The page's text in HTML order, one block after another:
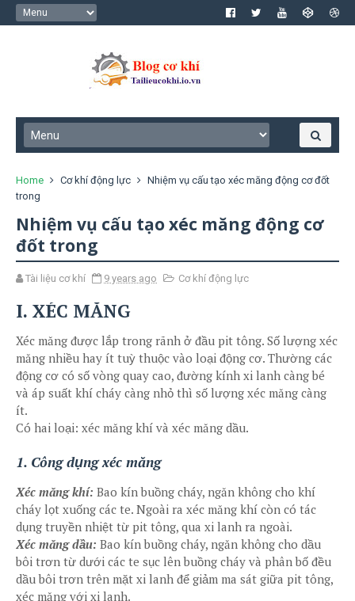
Home Cơ khí động lực
Nhiệm vụ cấu tạo xéc măng động cơ đốt
trong
Nhiệm vụ cấu tạo xéc măng động cơ
đốt trong
Tài liệu cơ khí 9 years ago Cơ khí động lực
I. XÉC MĂNG
Xéc măng được lắp trong rãnh ở đầu pit tông. Số lượng xéc
măng nhiều hay ít tuỳ thuộc vào loại động cơ. Thường các
động cơ có số vòng quay cao, đường kính xi lanh càng bé
và áp suất khí cháy càng nhỏ thì số lượng xéc măng càng
ít.
Có hai loại: xéc măng khí và xéc măng dầu.
1. Công dụng xéc măng
Xéc măng khí: Bao kín buồng cháy, ngăn không cho khí
cháy lọt xuống các te. Ngoài ra xéc măng khí còn có tác
dụng truyền nhiệt từ pit tông, qua xi lanh ra ngoài.
Xéc măng dầu: Bao kín buồng cháy, ngăn không cho dầu
bôi trơn từ dưới các te sục lên buồng cháy và phân bố đều
dầu bôi trơn trên mặt xi lanh để giảm ma sát giữa pit tông,
xéc măng với xi lanh.